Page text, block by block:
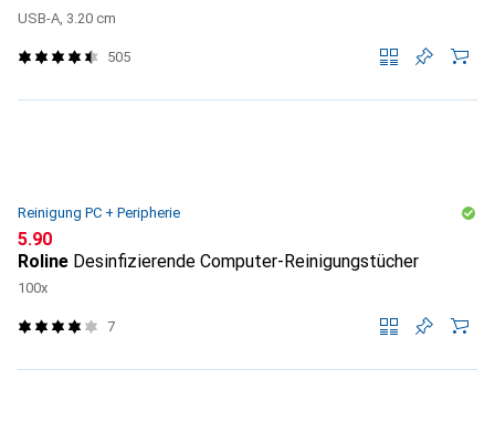
USB-A, 3.20 cm
505
Reinigung PC + Peripherie
CHF
5.90
Roline Desinfizierende Computer-Reinigungstücher
100x
7